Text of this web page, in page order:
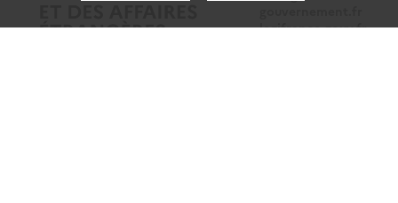
legifrance.gouv.fr